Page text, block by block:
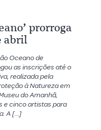
prorroga
abril
Oceano de
as inscrições até o
realizada pela
à Natureza em
do Amanhã,
e cinco artistas para
A […]